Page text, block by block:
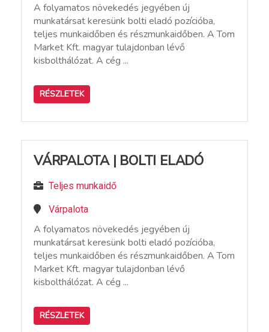
A folyamatos növekedés jegyében új
munkatársat keresünk bolti eladó pozícióba,
teljes munkaidőben és részmunkaidőben. A Tom
Market Kft. magyar tulajdonban lévő
kisbolthálózat. A cég ...
RÉSZLETEK
VÁRPALOTA | BOLTI ELADÓ
Teljes munkaidő
Várpalota
A folyamatos növekedés jegyében új
munkatársat keresünk bolti eladó pozícióba,
teljes munkaidőben és részmunkaidőben. A Tom
Market Kft. magyar tulajdonban lévő
kisbolthálózat. A cég ...
RÉSZLETEK